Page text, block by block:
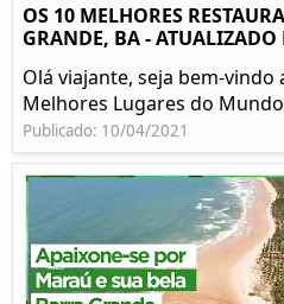
OS 10 MELHORES
GRANDE, BA - ATUALIZADO
Olá viajante, seja bem-vindo
Melhores Lugares do
Publicado: 10/04/2021